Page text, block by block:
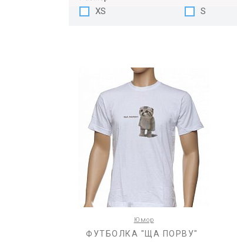
XS S
Юмор
ФУТБОЛКА "ЩА ПОРВУ"